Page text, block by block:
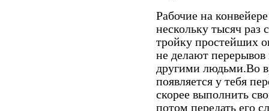
Рабочие на
нескольку тысяч раз
тройку простейших
не делают
другими людьми.Во
появляется у тебя
скорее выполнить
потом передать его